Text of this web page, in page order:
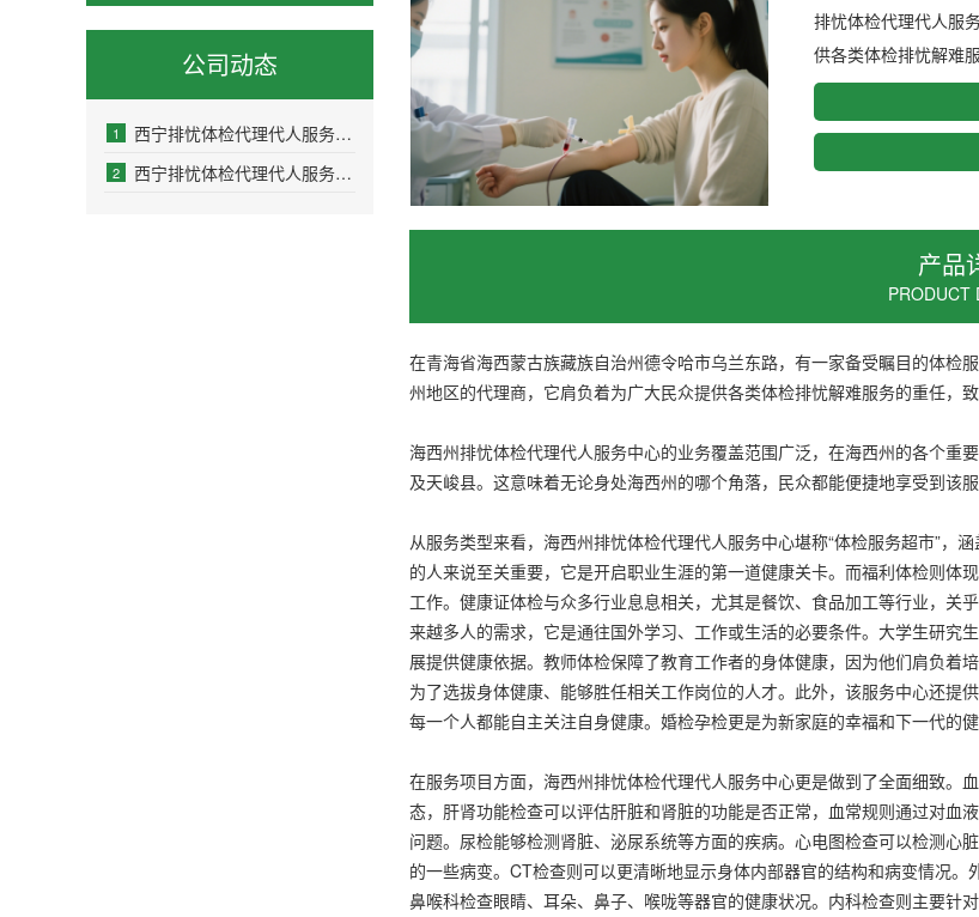
公司动态
1 西宁排忧体检代理代人服务新闻资讯
2 西宁排忧体检代理代人服务公司
排忧体检代理代人服
供各类体检排忧解难
产品
PRODUCT
在青海省海西蒙古族藏族自治州德令哈市乌兰东路，有一家备受瞩目的体
州地区的代理商，它肩负着为广大民众提供各类体检排忧解难服务的重任，
海西州排忧体检代理代人服务中心的业务覆盖范围广泛，在海西州的各个
及天峻县。这意味着无论身处海西州的哪个角落，民众都能便捷地享受到该
从服务类型来看，海西州排忧体检代理代人服务中心堪称“体检服务超市”，
的人来说至关重要，它是开启职业生涯的第一道健康关卡。而福利体检则
工作。健康证体检与众多行业息息相关，尤其是餐饮、食品加工等行业，
来越多人的需求，它是通往国外学习、工作或生活的必要条件。大学生研
展提供健康依据。教师体检保障了教育工作者的身体健康，因为他们肩负
为了选拔身体健康、能够胜任相关工作岗位的人才。此外，该服务中心还
每一个人都能自主关注自身健康。婚检孕检更是为新家庭的幸福和下一代的健
在服务项目方面，海西州排忧体检代理代人服务中心更是做到了全面细致
态，肝肾功能检查可以评估肝脏和肾脏的功能是否正常，血常规则通过对
问题。尿检能够检测肾脏、泌尿系统等方面的疾病。心电图检查可以检测
的一些病变。CT检查则可以更清晰地显示身体内部器官的结构和病变情况
鼻喉科检查眼睛、耳朵、鼻子、喉咙等器官的健康状况。内科检查则主要